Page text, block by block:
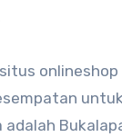
onlineshop
adalah